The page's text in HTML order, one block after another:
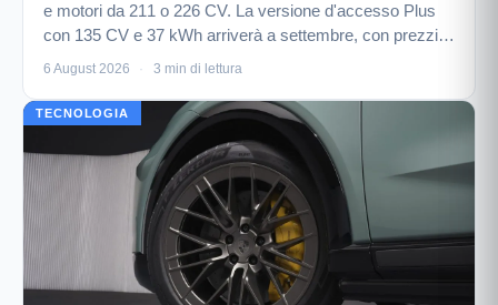
e motori da 211 o 226 CV. La versione d'accesso Plus
con 135 CV e 37 kWh arriverà a settembre, con prezzi a
partire da 29.000 euro.
6 August 2026 · 3 min di lettura
TECNOLOGIA